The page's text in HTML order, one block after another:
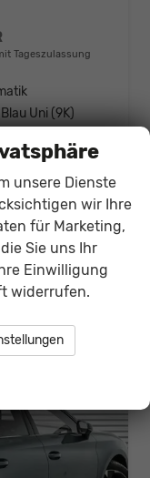
Tageszulassung
Uni (9K)
unsere Dienste
wir Ihre
für Marketing,
Sie uns Ihr
Einwilligung
widerrufen.